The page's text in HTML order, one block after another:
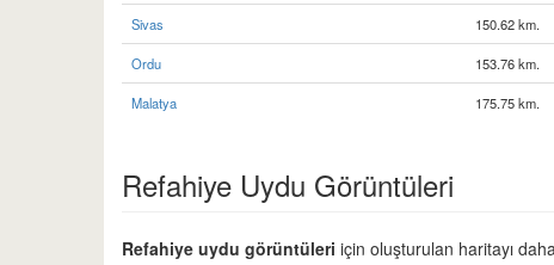
Sivas 150.62 km.
Ordu 153.76 km.
Malatya 175.75 km.
Refahiye Uydu Görüntüleri
Refahiye uydu görüntüleri için oluşturulan haritayı